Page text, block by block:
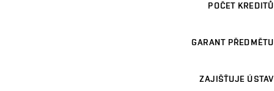
POČET KREDITŮ
GARANT PŘEDMĚTU
ZAJIŠŤUJE ÚSTAV